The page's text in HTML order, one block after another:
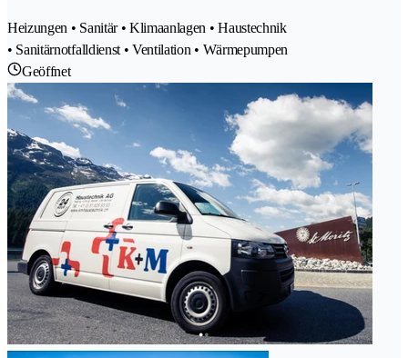
Heizungen • Sanitär • Klimaanlagen • Haustechnik
• Sanitärnotfalldienst • Ventilation • Wärmepumpen
Geöffnet